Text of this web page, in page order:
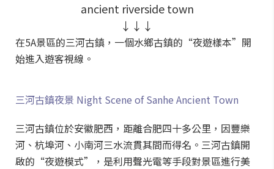
ancient riverside town
↓↓↓
在5A景區的三河古鎮，一個水鄉古鎮的“夜遊樣本”開
始進入遊客視線。
三河古鎮夜景 Night Scene of Sanhe Ancient Town
三河古鎮位於安徽肥西，距離合肥四十多公里，因豐樂
河、杭埠河、小南河三水流貫其間而得名。三河古鎮開
啟的“夜遊模式”，是利用聲光電等手段對景區進行美